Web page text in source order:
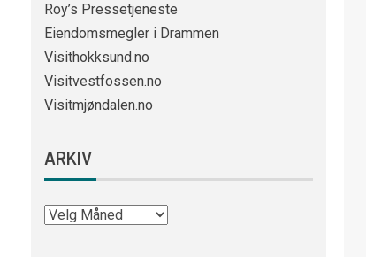
Roy’s Pressetjeneste
Eiendomsmegler i Drammen
Visithokksund.no
Visitvestfossen.no
Visitmjøndalen.no
ARKIV